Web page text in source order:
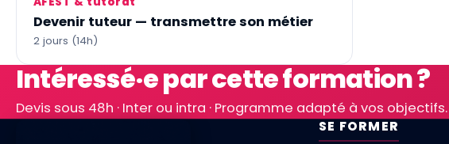
Devenir tuteur — transmettre son métier
2 jours (14h)
Intéressé·e par cette formation ?
Devis sous 48h · Inter ou intra · Programme adapté à vos objectifs.
SE FORMER